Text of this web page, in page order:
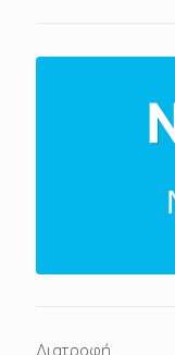
Διατροφή